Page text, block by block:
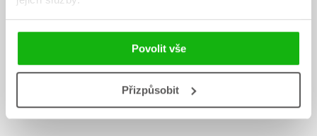
Povolit vše
Přizpůsobit
Štěpánka Sekaninová